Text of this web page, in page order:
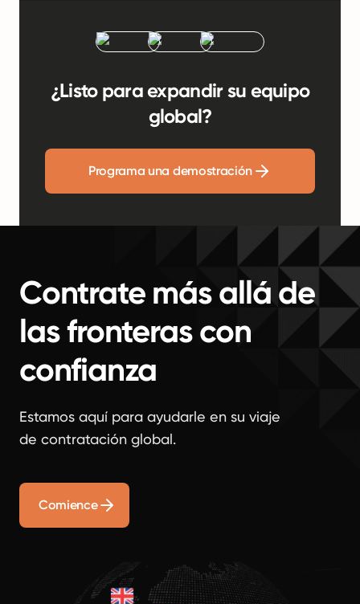
¿Listo para expandir su equipo
global?
Programa una demostración
Contrate más allá de
las fronteras con
confianza
Estamos aquí para ayudarle en su viaje
de contratación global.
Comience